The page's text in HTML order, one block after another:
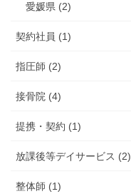
愛媛県 (2)
契約社員 (1)
指圧師 (2)
接骨院 (4)
提携・契約 (1)
放課後等デイサービス (2)
整体師 (1)